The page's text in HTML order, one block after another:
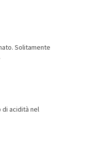
Solitamente
di acidità nel